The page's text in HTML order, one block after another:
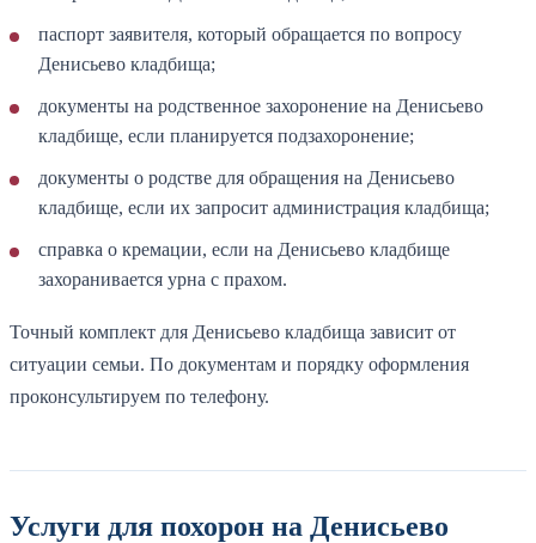
паспорт заявителя, который обращается по вопросу
Денисьево кладбища;
документы на родственное захоронение на Денисьево
кладбище, если планируется подзахоронение;
документы о родстве для обращения на Денисьево
кладбище, если их запросит администрация кладбища;
справка о кремации, если на Денисьево кладбище
захоранивается урна с прахом.
Точный комплект для Денисьево кладбища зависит от
ситуации семьи. По документам и порядку оформления
проконсультируем по телефону.
Услуги для похорон на Денисьево